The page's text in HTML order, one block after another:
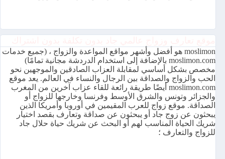
moslimon هو أفضل وأشهر مواقع المواعدة والزواج ، (جميع خدمات
moslimon.com بالإضافة إلى استخدام الدردشة مجانية تمامًا)
مخصص بشكل أساسي لمقابلة العزاب الصادقين والموجهين نحو
الحب والزواج والصداقة بين الرجال والنساء في العالم. يعد موقع
moslimon.com أيضًا طريقة رائعة للقاء عزاب آخرين من المغرب
والجزائر وتونس والشرق الأوسط وفرنسا وخارجها للزواج أو
الصداقة. موقع زواج للعرب المقيمين في أوروبا وأمريكا الذين
يبحثون عن زوج جاد أو يبحثون عن صداقة وتعارف بقصد اختيار
شريك الحياة المناسب لهم أو البحث عن شريك حياة حلال جاد
للزواج والتعارف ؛